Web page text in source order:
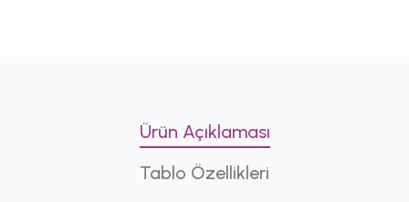
Ürün Açıklaması
Tablo Özellikleri